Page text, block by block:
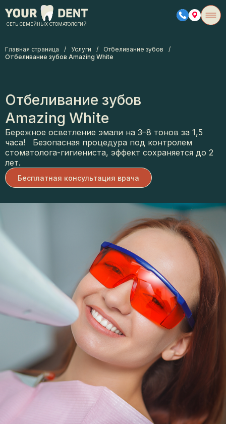
СЕТЬ СЕМЕЙНЫХ СТОМАТОЛОГИЙ
Главная страница / Услуги / Отбеливание зубов
/
Отбеливание зубов Amazing White
Отбеливание зубов
Amazing White
Бережное осветление эмали на 3–8 тонов за 1,5
часа! Безопасная процедура под контролем
стоматолога-гигиениста, эффект сохраняется до 2
лет.
Бесплатная консультация врача